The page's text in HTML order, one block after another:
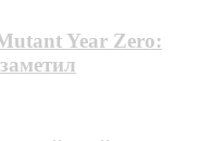
Year Zero: